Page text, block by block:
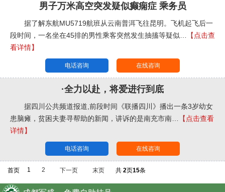
男子万米高空突发疑似癫痫症 乘务员
据了解东航MU5719航班从云南普洱飞往昆明。飞机起飞后一
段时间，一名坐在45排的男性乘客突然发生抽搐等疑似…
【点击查
看详情】
电话咨询 在线咨询
·全力以赴，将爱进行到底
据四川公共频道报道,前段时间《联播四川》播出一条3岁幼女
患脑瘫，贫困夫妻寻帮助的新闻，讲诉的是南充市南…
【点击查看
详情】
电话咨询 在线咨询
首页 1 2 下一页 末页 共 2页15条